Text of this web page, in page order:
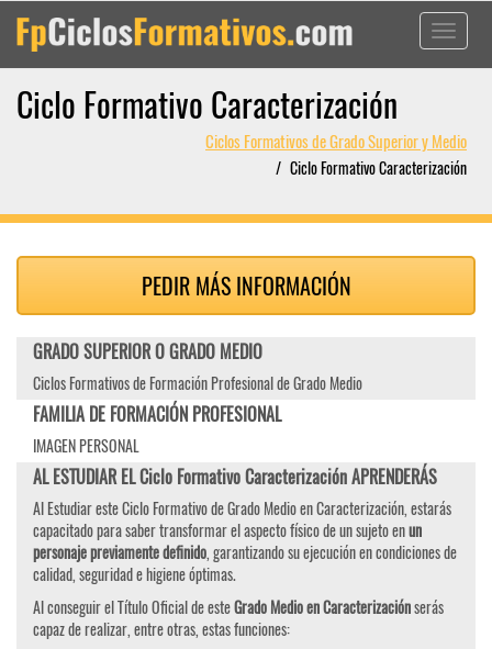
Toggle
Ciclo Formativo Caracterización
Ciclos Formativos de Grado Superior y Medio
Ciclo Formativo Caracterización
PEDIR MÁS INFORMACIÓN
GRADO SUPERIOR O GRADO MEDIO
Ciclos Formativos de Formación Profesional de Grado Medio
FAMILIA DE FORMACIÓN PROFESIONAL
IMAGEN PERSONAL
AL ESTUDIAR EL Ciclo Formativo Caracterización APRENDERÁS
Al Estudiar este Ciclo Formativo de Grado Medio en Caracterización, estarás
capacitado para saber transformar el aspecto físico de un sujeto enun
personaje previamente definido, garantizando su ejecución en condiciones de
calidad, seguridad e higiene óptimas.
Al conseguir el Título Oficial de esteGrado Medio en Caracterizaciónserás
capaz de realizar, entre otras, estas funciones: